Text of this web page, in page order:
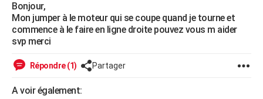
Essais
Réserver un essai
Citadines
Berlines
SUV
Forum auto
+HIGH-TECH
Mobiles
Meilleur smartphone
Internet
Ordinateurs
Jeux vidéo
Guide high-tech
+BRICOLAGE
Forum
Aménagement intérieur
Extérieur
Cuisine
Salle de bains
Jardinage
Rangement
WEEK-END
LIFESTYLE
Bonjour,
Mon jumper à le moteur qui se coupe quand je tourne et
commence à le faire en ligne droite pouvez vous m aider
svp merci
Répondre (1) Partager
A voir également: